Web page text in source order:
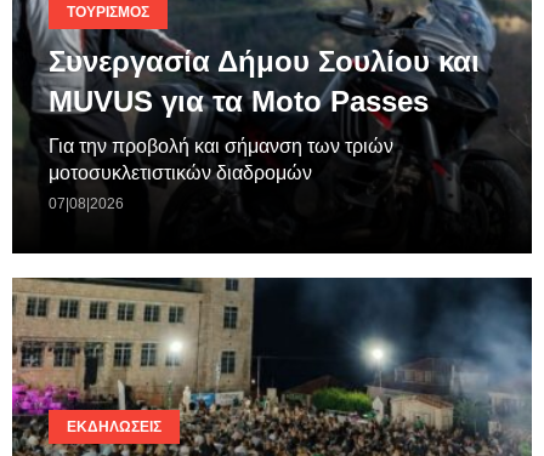
ΤΟΥΡΙΣΜΌΣ
Συνεργασία Δήμου Σουλίου και
MUVUS για τα Moto Passes
Για την προβολή και σήμανση των τριών
μοτοσυκλετιστικών διαδρομών
07|08|2026
ΕΚΔΗΛΏΣΕΙΣ